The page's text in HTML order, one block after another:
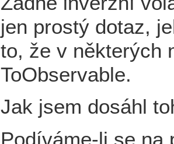
jen prostý dotaz,
to, že v některých
ToObservable.
Jak jsem dosáhl
Podíváme-li se na